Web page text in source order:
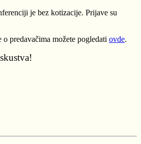
je bez kotizacije. Prijave su
predavačima možete pogledati ovde.